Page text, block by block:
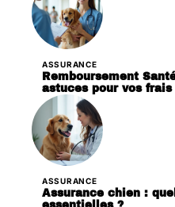
ASSURANCE
Remboursement
astuces pour vos
ASSURANCE
Assurance chien :